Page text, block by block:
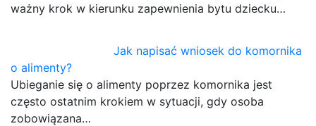
ważny krok w kierunku zapewnienia bytu dziecku…
Jak napisać wniosek do komornika
o alimenty?
Ubieganie się o alimenty poprzez komornika jest
często ostatnim krokiem w sytuacji, gdy osoba
zobowiązana…